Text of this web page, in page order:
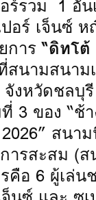
ร์รวม 1 อัน
อร์ เจ็นซ์
การ“ดิทโ
สนามสนาม
งหวัดชลบุ
3 ของ “ช้
สนา
ารสะสม (ส
คือ 6 ผู้เล่น